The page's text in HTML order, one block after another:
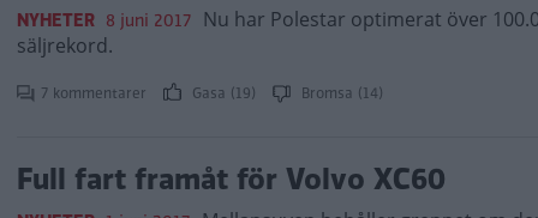
NYHETER 8 juni 2017 Nu har Polestar optimerat över
säljrekord.
7 kommentarer Gasa (19) Bromsa (14)
Full fart framåt för Volvo XC60